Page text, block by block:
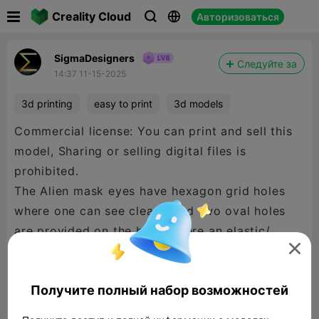
Creality Cloud   Авторизоваться
SigmaDesigners
14:37 11-15-2025
Следуйте за
3d printing easy to print 3d models
Commercial license: You can print and sell this
model, Sharing or selling digital files is
prohibited.
The Alien mask eyes have hexagon grid holes
where one can see clearly and two oval holes
are provided on the back where an elastic/
velcro can be placed, you can also use a rubber
anything works.

Получите полный набор возможностей